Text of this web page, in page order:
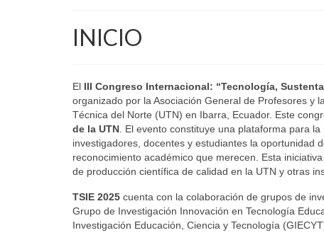
INICIO
El III Congreso Internacional: “Tecnología,
organizado por la Asociación General de Profesores y
Técnica del Norte (UTN) en Ibarra, Ecuador. Este
de la UTN . El evento constituye una plataforma para
investigadores, docentes y estudiantes la oportunidad
reconocimiento académico que merecen. Esta
de producción científica de calidad en la UTN y otras
TSIE 2025 cuenta con la colaboración de grupos de
Grupo de Investigación Innovación en Tecnología
Investigación Educación, Ciencia y Tecnología